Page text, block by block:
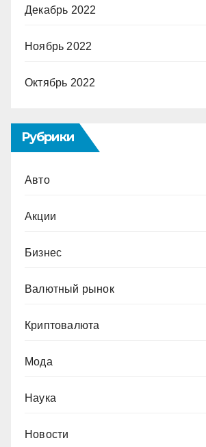
Декабрь 2022
Ноябрь 2022
Октябрь 2022
Рубрики
Авто
Акции
Бизнес
Валютный рынок
Криптовалюта
Мода
Наука
Новости